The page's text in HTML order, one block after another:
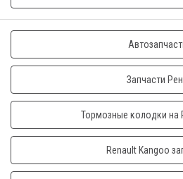
Запчасти
Тормозные колодки на
Renault Kangoo